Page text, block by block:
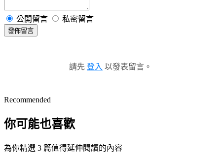
公開留言 私密留言
發佈留言
請先 登入 以發表留言。
Recommended
你可能也喜歡
為你精選 3 篇值得延伸閱讀的內容